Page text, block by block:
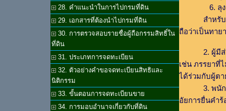
28. คำแนะนำในการไปกรมที่ดิน
29. เอกสารที่ต้องนำไปกรมที่ดิน
30. การตรวจสอบรายชื่อผู้ถือกรรมสิทธิ์ใน
ที่ดิน
31. ประเภทการจดทะเบียน
32. ตัวอย่างคำขอจดทะเบียนสิทธิและ
นิติกรรม
33. ขั้นตอนการจดทะเบียนขาย
34. การมอบอำนาจเกี่ยวกับที่ดิน
6. ลุง ป้
สำหรับคู่สม
ถือว่าเป็นทา
2. ผู้มีส่วนไ
เช่น ภรรยาที่
ได้ร่วมกับผู้ต
3. พนักงาน
อัยการยื่นคำ